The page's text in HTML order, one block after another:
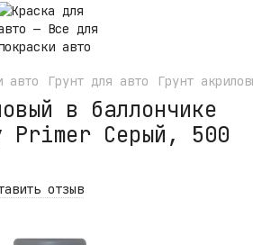
авто Грунт для авто Грунт
в баллончике
Primer Серый, 500
отзыв